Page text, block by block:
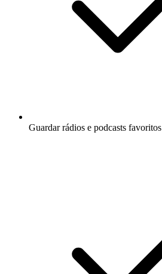
Guardar rádios e podcasts favoritos